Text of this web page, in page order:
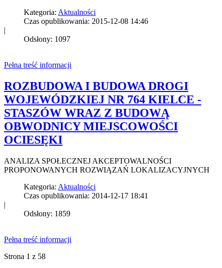
Kategoria: Aktualności
Czas opublikowania: 2015-12-08 14:46
|
Odsłony: 1097
Pełna treść informacji
ROZBUDOWA I BUDOWA DROGI
WOJEWÓDZKIEJ NR 764 KIELCE -
STASZÓW WRAZ Z BUDOWĄ
OBWODNICY MIEJSCOWOŚCI
OCIESĘKI
ANALIZA SPOŁECZNEJ AKCEPTOWALNOŚCI
PROPONOWANYCH ROZWIĄZAŃ LOKALIZACYJNYCH
Kategoria: Aktualności
Czas opublikowania: 2014-12-17 18:41
|
Odsłony: 1859
Pełna treść informacji
Strona 1 z 58